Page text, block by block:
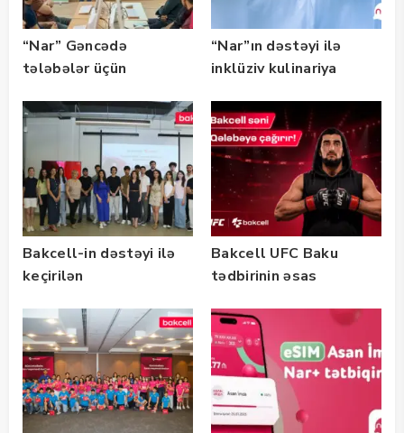
“Nar” Gəncədə
tələbələr üçün
təlimləri təşkil edib
“Nar”ın dəstəyi ilə
inklüziv kulinariya
keçirilib — Fotolar
Bakcell-in dəstəyi ilə
keçirilən
Bootcamp” başladı
Bakcell UFC Baku
tədbirinin əsas